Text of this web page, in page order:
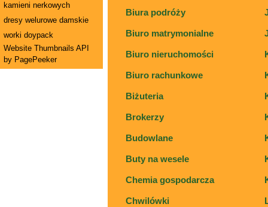
kamieni nerkowych
dresy welurowe damskie
worki doypack
Website Thumbnails API
by PagePeeker
Biura podróży
Biuro matrymonialne
Biuro nieruchomości
Biuro rachunkowe
Biżuteria
Brokerzy
Budowlane
Buty na wesele
Chemia gospodarcza
Chwilówki